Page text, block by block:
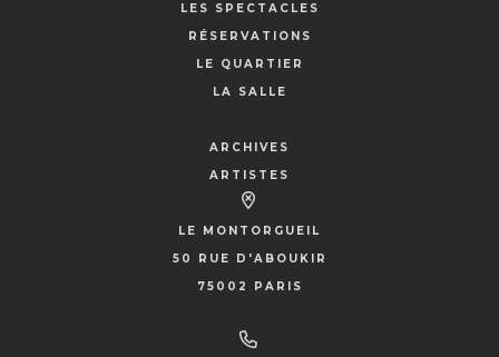
LES SPECTACLES
RÉSERVATIONS
LE QUARTIER
LA SALLE
ARCHIVES
ARTISTES
LE MONTORGUEIL
50 RUE D'ABOUKIR
75002 PARIS